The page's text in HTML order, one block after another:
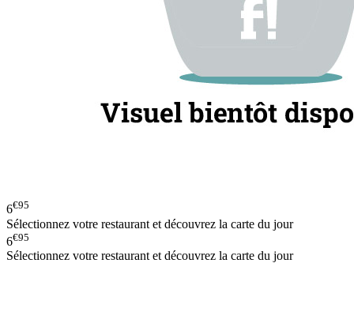
6€95
Sélectionnez votre restaurant et découvrez la carte du jour
6€95
Sélectionnez votre restaurant et découvrez la carte du jour